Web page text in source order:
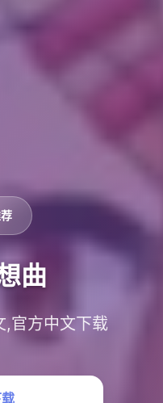
曲
,官方中文下载